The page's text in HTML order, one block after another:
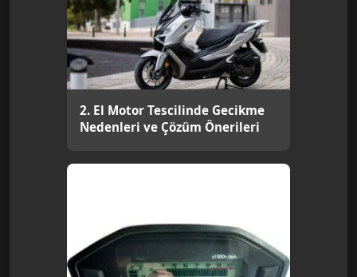
2. El Motor Tescilinde Gecikme
Nedenleri ve Çözüm Önerileri